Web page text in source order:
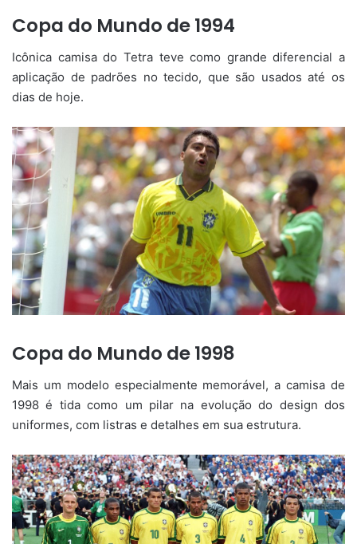
Copa do Mundo de 1994
Icônica camisa do Tetra teve como grande diferencial a
aplicação de padrões no tecido, que são usados até os
dias de hoje.
Copa do Mundo de 1998
Mais um modelo especialmente memorável, a camisa de
1998 é tida como um pilar na evolução do design dos
uniformes, com listras e detalhes em sua estrutura.